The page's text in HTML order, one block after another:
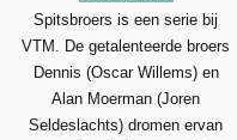
Spitsbroers is een serie bij
VTM. De getalenteerde broers
Dennis (Oscar Willems) en
Alan Moerman (Joren
Seldeslachts) dromen ervan